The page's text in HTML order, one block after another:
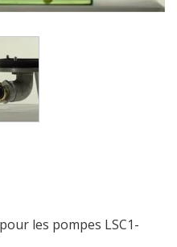
les pompes LSC1-